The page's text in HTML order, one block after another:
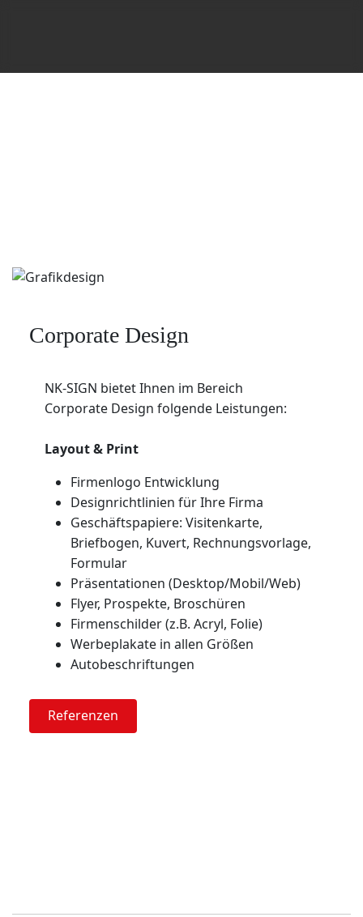
Corporate Design
NK-SIGN bietet Ihnen im Bereich
Corporate Design folgende Leistungen:
Layout & Print
Firmenlogo Entwicklung
Designrichtlinien für Ihre Firma
Geschäftspapiere: Visitenkarte,
Briefbogen, Kuvert, Rechnungsvorlage,
Formular
Präsentationen (Desktop/Mobil/Web)
Flyer, Prospekte, Broschüren
Firmenschilder (z.B. Acryl, Folie)
Werbeplakate in allen Größen
Autobeschriftungen
Referenzen